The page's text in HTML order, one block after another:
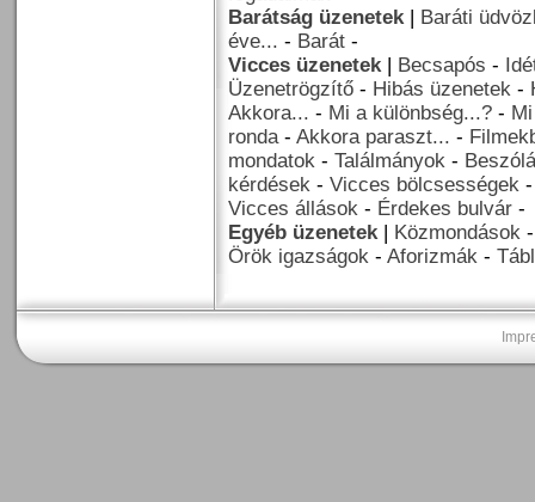
Barátság üzenetek| Baráti
éve... - Barát -
Vicces üzenetek| Becsapós -
Üzenetrögzítő - Hibás üzenetek -
Akkora... - Mi a különbség...? -
ronda- Akkora paraszt... -
mondatok - Találmányok -
kérdések - Vicces bölcsességek
Vicces állások - Érdekes bulvár -
Egyéb üzenetek| Közmondások
Örök igazságok - Aforizmák -